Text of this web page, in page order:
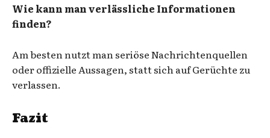
Wie kann man verlässliche Informationen
finden?
Am besten nutzt man seriöse Nachrichtenquellen
oder offizielle Aussagen, statt sich auf Gerüchte zu
verlassen.
Fazit